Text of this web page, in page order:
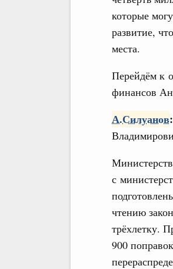
которые
развитие,
места.
Перейдём к
финансов
А.Силуанов:
с
чтению
трёхлетку.
900